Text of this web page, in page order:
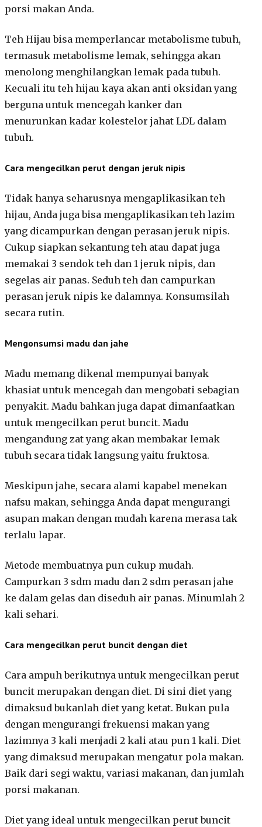
porsi makan Anda.
Teh Hijau bisa memperlancar metabolisme tubuh,
termasuk metabolisme lemak, sehingga akan
menolong menghilangkan lemak pada tubuh.
Kecuali itu teh hijau kaya akan anti oksidan yang
berguna untuk mencegah kanker dan
menurunkan kadar kolestelor jahat LDL dalam
tubuh.
Cara mengecilkan perut dengan jeruk nipis
Tidak hanya seharusnya mengaplikasikan teh
hijau, Anda juga bisa mengaplikasikan teh lazim
yang dicampurkan dengan perasan jeruk nipis.
Cukup siapkan sekantung teh atau dapat juga
memakai 3 sendok teh dan 1 jeruk nipis, dan
segelas air panas. Seduh teh dan campurkan
perasan jeruk nipis ke dalamnya. Konsumsilah
secara rutin.
Mengonsumsi madu dan jahe
Madu memang dikenal mempunyai banyak
khasiat untuk mencegah dan mengobati sebagian
penyakit. Madu bahkan juga dapat dimanfaatkan
untuk mengecilkan perut buncit. Madu
mengandung zat yang akan membakar lemak
tubuh secara tidak langsung yaitu fruktosa.
Meskipun jahe, secara alami kapabel menekan
nafsu makan, sehingga Anda dapat mengurangi
asupan makan dengan mudah karena merasa tak
terlalu lapar.
Metode membuatnya pun cukup mudah.
Campurkan 3 sdm madu dan 2 sdm perasan jahe
ke dalam gelas dan diseduh air panas. Minumlah 2
kali sehari.
Cara mengecilkan perut buncit dengan diet
Cara ampuh berikutnya untuk mengecilkan perut
buncit merupakan dengan diet. Di sini diet yang
dimaksud bukanlah diet yang ketat. Bukan pula
dengan mengurangi frekuensi makan yang
lazimnya 3 kali menjadi 2 kali atau pun 1 kali. Diet
yang dimaksud merupakan mengatur pola makan.
Baik dari segi waktu, variasi makanan, dan jumlah
porsi makanan.
Diet yang ideal untuk mengecilkan perut buncit